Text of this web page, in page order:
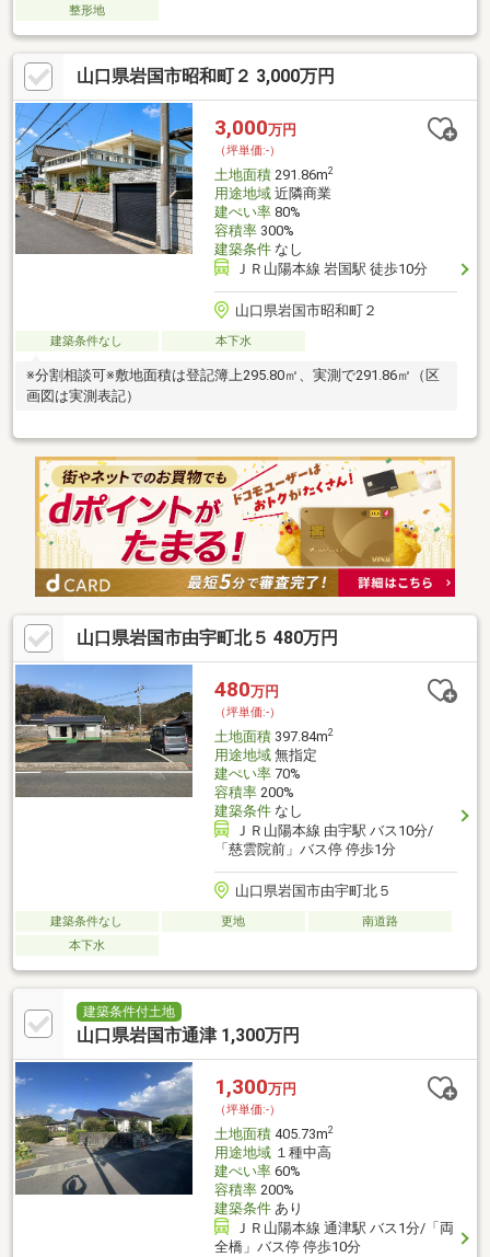
整形地
山口県岩国市昭和町２ 3,000万円
3,000万円
（坪単価:-）
土地面積291.86m2
用途地域近隣商業
建ぺい率80%
容積率300%
建築条件なし
ＪＲ山陽本線 岩国駅 徒歩10分
山口県岩国市昭和町２
建築条件なし 本下水
※分割相談可※敷地面積は登記簿上295.80㎡、実測で291.86㎡（区
画図は実測表記）
山口県岩国市由宇町北５ 480万円
480万円
（坪単価:-）
土地面積397.84m2
用途地域無指定
建ぺい率70%
容積率200%
建築条件なし
ＪＲ山陽本線 由宇駅 バス10分/
「慈雲院前」バス停 停歩1分
山口県岩国市由宇町北５
建築条件なし 更地
南道路
本下水
建築条件付土地
山口県岩国市通津 1,300万円
1,300万円
（坪単価:-）
土地面積405.73m2
用途地域１種中高
建ぺい率60%
容積率200%
建築条件あり
ＪＲ山陽本線 通津駅 バス1分/「両
全橋」バス停 停歩10分